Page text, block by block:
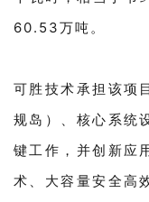
60.53万吨。
可胜技术承担该项
规岛）、核心系统
键工作，并创新应
术、大容量安全高